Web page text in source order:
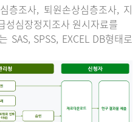
층조사, 퇴원손상심층조사, 지
성심장정지조사 원시자료를
SAS, SPSS, EXCEL DB형태로